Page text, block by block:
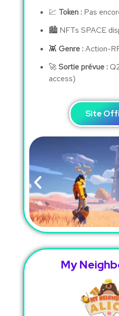
💹 Token :Pas
🏙 NFTs SPACE
👾 Genre :Action-
🚀Sortie prévue :
access)
Site
My